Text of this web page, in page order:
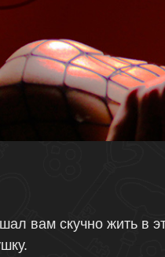
вам скучно жить в